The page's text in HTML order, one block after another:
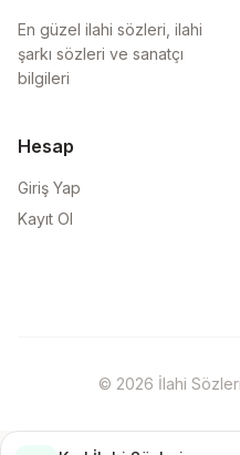
En güzel ilahi sözleri, ilahi
şarkı sözleri ve sanatçı
bilgileri
Hesap
Giriş Yap
Kayıt Ol
© 2026 İlahi Sözleri